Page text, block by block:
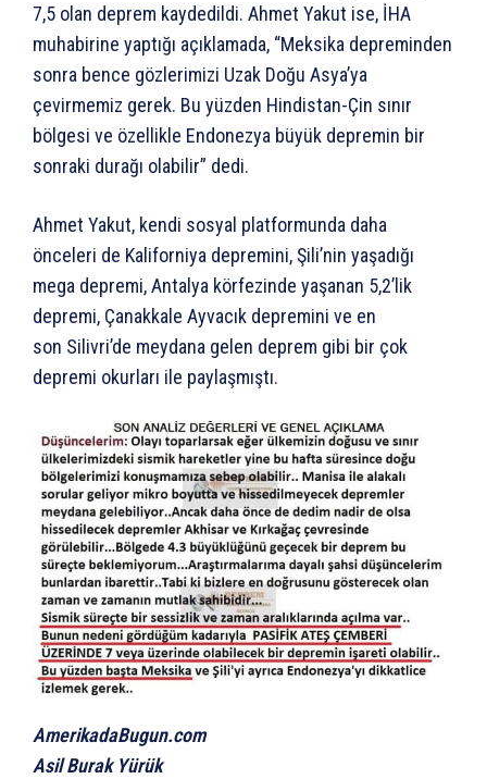
7,5 olan deprem kaydedildi. Ahmet Yakut ise, İHA
muhabirine yaptığı açıklamada, “Meksika depreminden
sonra bence gözlerimizi Uzak Doğu Asya’ya
çevirmemiz gerek. Bu yüzden Hindistan-Çin sınır
bölgesi ve özellikle Endonezya büyük depremin bir
sonraki durağı olabilir” dedi.
Ahmet Yakut, kendi sosyal platformunda daha
önceleri de Kaliforniya depremini, Şili’nin yaşadığı
mega depremi, Antalya körfezinde yaşanan 5,2’lik
depremi, Çanakkale Ayvacık depremini ve en
son Silivri’de meydana gelen deprem gibi bir çok
depremi okurları ile paylaşmıştı.
AmerikadaBugun.com
Asil Burak Yürük